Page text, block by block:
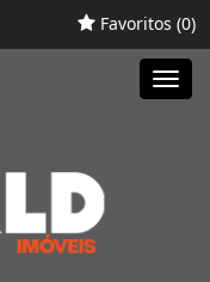
Favoritos (0)